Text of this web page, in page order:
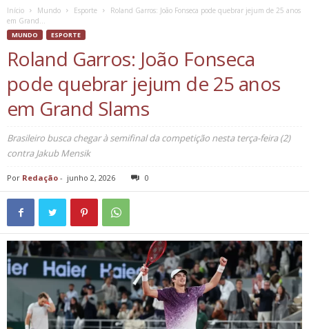
Início Mundo Esporte
Roland Garros: João Fonseca pode quebrar jejum de 25 anos
em Grand...
MUNDO ESPORTE
Roland Garros: João Fonseca
pode quebrar jejum de 25 anos
em Grand Slams
Brasileiro busca chegar à semifinal da competição nesta terça-feira (2)
contra Jakub Mensik
Por Redação - junho 2, 2026 0